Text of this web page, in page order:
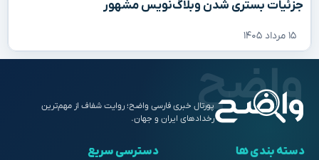
جزئیات بستری شدن وبلاگ‌نویس مشهور
۱۵ مرداد ۱۴۰۵
پورتال خبری فارسی واضح؛ روایت شفاف از مهم‌ترین
رخدادهای ایران و جهان.
دسته بندی ها دسترسی سریع